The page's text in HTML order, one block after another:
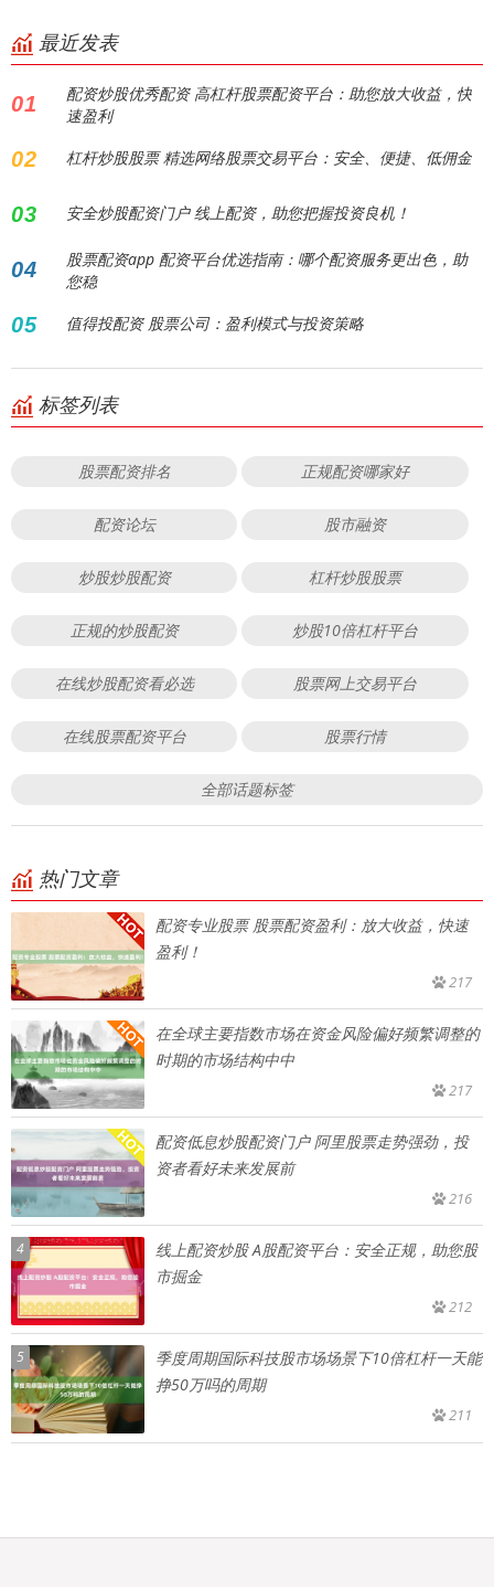
最近发表
01
配资炒股优秀配资 高杠杆股票配资平台：助您放大收益，快
速盈利
02 杠杆炒股股票 精选网络股票交易平台：安全、便捷、低佣金
03 安全炒股配资门户 线上配资，助您把握投资良机！
04
股票配资app 配资平台优选指南：哪个配资服务更出色，助
您稳
05 值得投配资 股票公司：盈利模式与投资策略
标签列表
股票配资排名 正规配资哪家好
配资论坛 股市融资
炒股炒股配资 杠杆炒股股票
正规的炒股配资 炒股10倍杠杆平台
在线炒股配资看必选 股票网上交易平台
在线股票配资平台 股票行情
全部话题标签
热门文章
配资专业股票 股票配资盈利：放大收益，快速
盈利！
217
在全球主要指数市场在资金风险偏好频繁调整的
时期的市场结构中中
217
配资低息炒股配资门户 阿里股票走势强劲，投
资者看好未来发展前
216
4
线上配资炒股 A股配资平台：安全正规，助您股
市掘金
212
5
季度周期国际科技股市场场景下10倍杠杆一天能
挣50万吗的周期
211